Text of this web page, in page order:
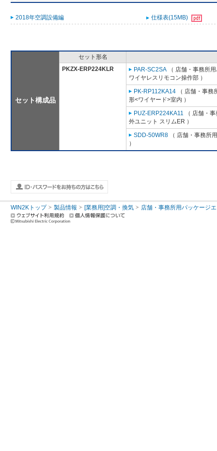
2018年空調設備編 仕様表(15MB)
セット構成品
セット形名
PKZX-ERP224KLR
PAR-SC2SA （ 店舗・事務所
ワイヤレスリモコン操作部 ）
PK-RP112KA14 （ 店舗・事務
形<ワイヤード>室内 ）
PUZ-ERP224KA11 （ 店舗・
外ユニット スリムER ）
SDD-50WR8 （ 店舗・事務所
）
WIN2Kトップ 製品情報 [業務用]空調・換気 店舗・事務所用パッケージ